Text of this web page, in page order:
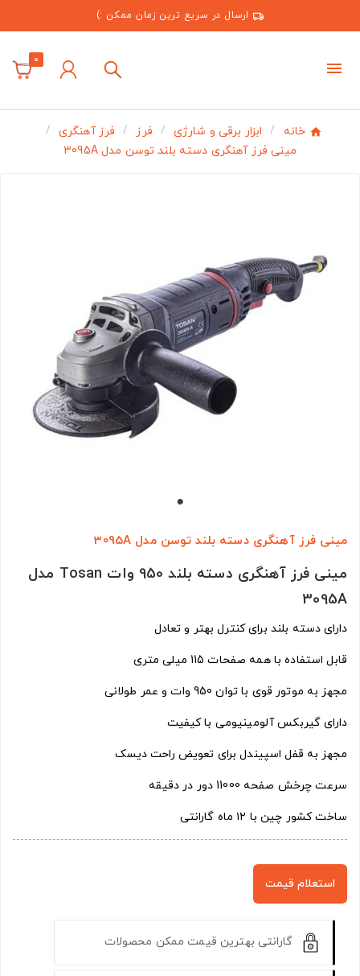
ارسال در سریع ترین زمان ممکن :)
0
خانه ابزار برقی و شارژی فرز
فرز آهنگری
مینی فرز آهنگری دسته بلند توسن مدل 3095A
مینی فرز آهنگری دسته بلند توسن مدل 3095A
مینی فرز آهنگری دسته بلند 950 وات Tosan مدل
3095A
دارای دسته بلند برای کنترل بهتر و تعادل
قابل استفاده با همه صفحات 115 میلی متری
مجهز به موتور قوی با توان 950 وات و عمر طولانی
دارای گیربکس آلومینیومی با کیفیت
مجهز به قفل اسپیندل برای تعویض راحت دیسک
سرعت چرخش صفحه 11000 دور در دقیقه
ساخت کشور چین با ۱۲ ماه گارانتی
استعلام قیمت
گارانتی بهترین قیمت ممکن محصولات